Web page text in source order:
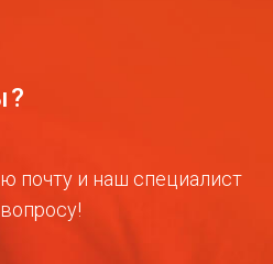
почту и наш специалист